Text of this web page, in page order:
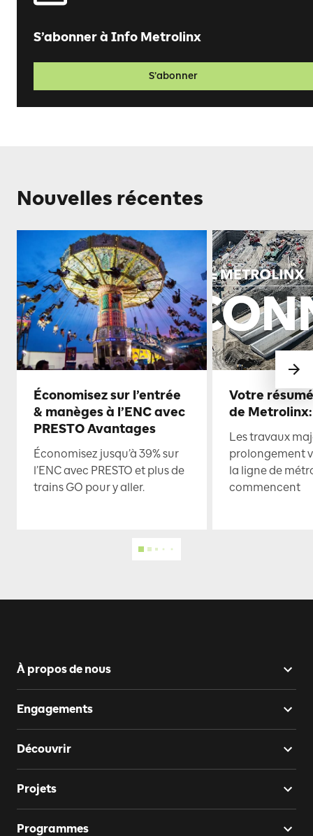
S’abonner à Info Metrolinx
S’abonner
Nouvelles récentes
Économisez sur l’entrée
& manèges à l’ENC avec
PRESTO Avantages
Économisez jusqu’à 39% sur
l’ENC avec PRESTO et plus de
trains GO pour y aller.
Votre
de
Les travaux
prolongement
la ligne de
commencent
À propos de nous
Engagements
Découvrir
Projets
Programmes